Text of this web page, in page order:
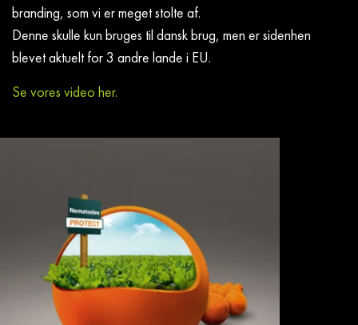
branding, som vi er meget stolte af.
Denne skulle kun bruges til dansk brug, men er sidenhen
blevet aktuelt for 3 andre lande i EU.
Se vores video her.